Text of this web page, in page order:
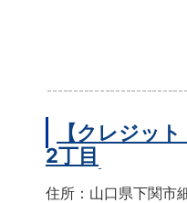
【クレジッ
2丁目
住所：山口県下関市